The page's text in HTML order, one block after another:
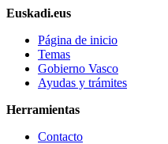
Euskadi.eus
Página de inicio
Temas
Gobierno Vasco
Ayudas y trámites
Herramientas
Contacto